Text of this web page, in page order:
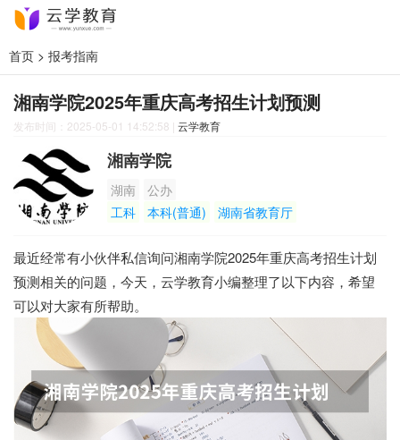
首页 > 报考指南
湘南学院2025年重庆高考招生计划预测
发布时间：2025-05-01 14:52:58 | 云学教育
湘南学院
湖南
公办
工科
本科(普通) 湖南省教育厅
最近经常有小伙伴私信询问湘南学院2025年重庆高考招生计划
预测相关的问题，今天，云学教育小编整理了以下内容，希望
可以对大家有所帮助。